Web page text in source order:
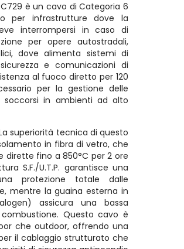
è un cavo di Categoria 6
per infrastrutture dove la
interrompersi in caso di
per opere autostradali,
dove alimenta sistemi di
e comunicazioni di
al fuoco diretto per 120
per la gestione delle
soccorsi in ambienti ad alto
superiorità tecnica di questo
in fibra di vetro, che
fino a 850°C per 2 ore
S.F./U.T.P. garantisce una
protezione totale dalle
mentre la guaina esterna in
assicura una bassa
Questo cavo è
che outdoor, offrendo una
il cablaggio strutturato che